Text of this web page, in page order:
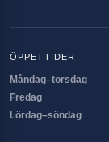
ÖPPETTIDER
Måndag–torsdag
Fredag
Lördag–söndag